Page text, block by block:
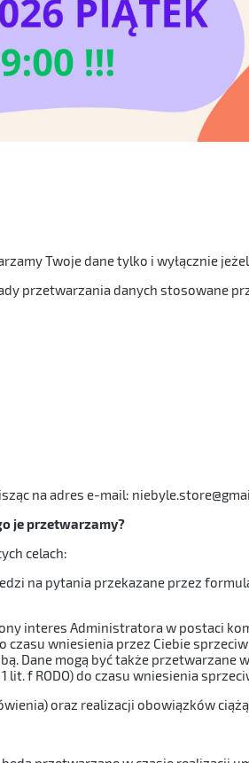
Twoje dane tylko i wyłącznie
przetwarzania danych stosowane
na adres e-mail:
je przetwarzamy?
celach:
na pytania przekazane przez
interes Administratora w postaci
czasu wniesienia przez Ciebie
Dane mogą być także
f RODO) do czasu wniesienia
oraz realizacji obowiązków